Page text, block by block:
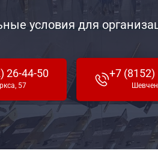
условия для
26-44-50
57
+7 (8152)